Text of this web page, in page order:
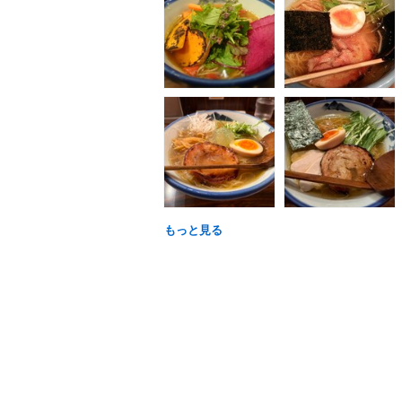
もっと見る